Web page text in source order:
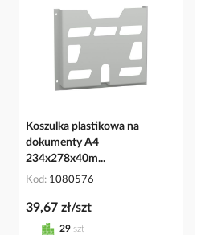
Koszulka plastikowa na
dokumenty A4
234x278x40m...
Kod 1080576
39,67 zł/szt
29 szt